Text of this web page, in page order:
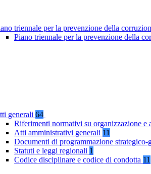
triennale per la prevenzione della
Piano triennale per la prevenzione della
generali 64
Riferimenti normativi su organizzazione e
Atti amministrativi generali 11
Documenti di programmazione strategico-
Statuti e leggi regionali 1
Codice disciplinare e codice di condotta 11